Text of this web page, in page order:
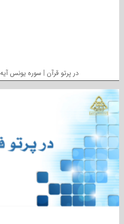
در پرتو قرآن | سوره یونس آیه 64 | دکتر حاجیان